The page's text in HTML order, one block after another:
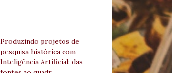
Produzindo projetos de
pesquisa histórica com
Inteligência Artificial: das